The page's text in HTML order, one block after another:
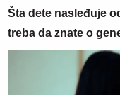
Šta dete nasleđuje
treba da znate o